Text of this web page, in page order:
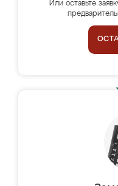
Или оставьте